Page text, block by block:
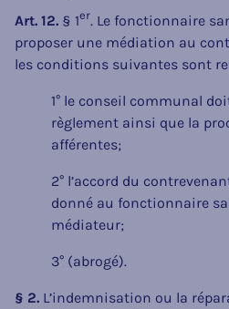
Art. 12. § 1er. Le fonctionnaire
proposer une médiation au
les conditions suivantes sont
1° le conseil communal
règlement ainsi que la
afférentes;
2° l’accord du
donné au fonctionnaire
médiateur;
3° (abrogé).
§ 2. L’indemnisation ou la